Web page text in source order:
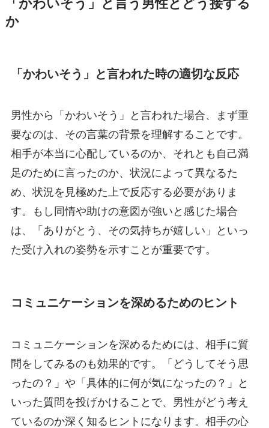
「かわいそう」と言う男性とどう接する
か
「かわいそう」と言われた時の適切な反応
男性から「かわいそう」と言われた場合、まず重
要なのは、その言葉の背景を理解することです。
相手が本当に心配しているのか、それとも自己満
足のために言ったのか、状況によって異なるた
め、状況を見極めた上で反応する必要がありま
す。もし同情や助けの意図が強いと感じた場合
は、「ありがとう、その気持ちが嬉しい」といっ
た受け入れの姿勢を示すことが重要です。
コミュニケーションを深めるためのヒント
コミュニケーションを深めるためには、相手に質
問をしてみるのも効果的です。「どうしてそう思
ったの？」や「具体的に何が気になったの？」と
いった質問を投げかけることで、男性がどう考え
ているのか深く知るヒントになります。相手の心